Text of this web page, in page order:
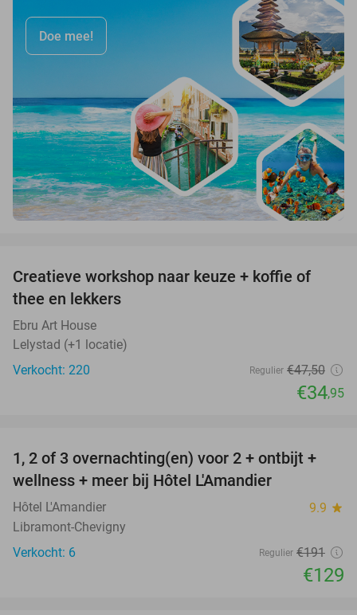
Doe mee!
26%
Creatieve workshop naar keuze + koffie of
thee en lekkers
Ebru Art House
Lelystad (+1 locatie)
Verkocht: 220
Regulier €47,50
€34,95
32%
TODAY
1, 2 of 3 overnachting(en) voor 2 + ontbijt +
wellness + meer bij Hôtel L'Amandier
Hôtel L'Amandier 9.9 star
Libramont-Chevigny
Verkocht: 6
Regulier €191
€129